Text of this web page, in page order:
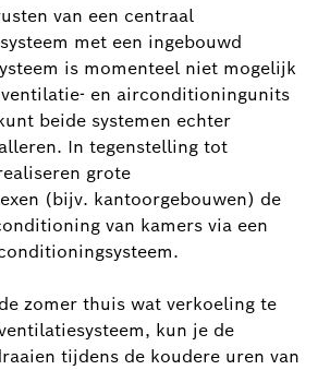
van een centraal
met een ingebouwd
is momenteel niet mogelijk
en airconditioningunits
beide systemen echter
In tegenstelling tot
grote
(bijv. kantoorgebouwen) de
van kamers via een
zomer thuis wat verkoeling te
kun je de
tijdens de koudere uren van